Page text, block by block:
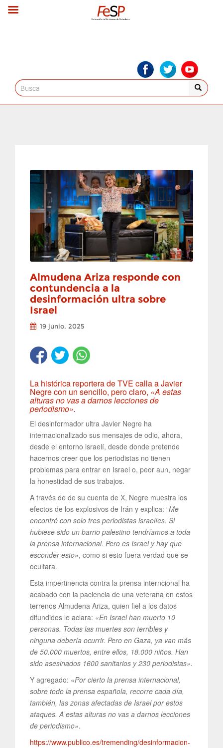
Search
for:
Almudena Ariza responde con
contundencia a la
desinformación ultra sobre
Israel
19 junio, 2025
La histórica reportera de TVE calla a Javier
Negre con un sencillo, pero claro, «A estas
alturas no vas a darnos lecciones de
periodismo».
El desinformador ultra Javier Negre ha
internacionalizado sus mensajes de odio, ahora,
desde el entorno israelí, desde donde pretende
hacernos creer que los periodistas no tienen
problemas para entrar en Israel o, peor aun, negar
la honestidad de sus trabajos.
A través de de su cuenta de X, Negre muestra los
efectos de los explosivos de Irán y explica: “Me
encontré con solo tres periodistas israelíes. Si
hubiese sido un barrio palestino tendríamos a toda
la prensa internacional. Pero es Israel y hay que
esconder esto», como si esto fuera verdad que se
ocultara.
Esta impertinencia contra la prensa interncional ha
acabado con la paciencia de una veterana en estos
terrenos Almudena Ariza, quien fiel a los datos
difundidos le aclara: «En Israel han muerto 10
personas. Todas las muertes son terribles y
ninguna debería ocurrir. Pero en Gaza, ya van más
de 50.000 muertos, entre ellos, 18.000 niños. Han
sido asesinados 1600 sanitarios y 230 periodistas».
Y agregado: «Por cierto la prensa internacional,
sobre todo la prensa española, recorre cada día,
también, las zonas afectadas de Israel por estos
ataques. A estas alturas no vas a darnos lecciones
de periodismo».
https://www.publico.es/tremending/desinformacion-